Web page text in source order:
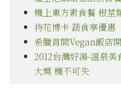
機上東方素食餐 根莖
持花博卡 蔬食享優惠
希臘首間Vegan飯店
2012台灣好湯-溫泉
大獎 機不可失